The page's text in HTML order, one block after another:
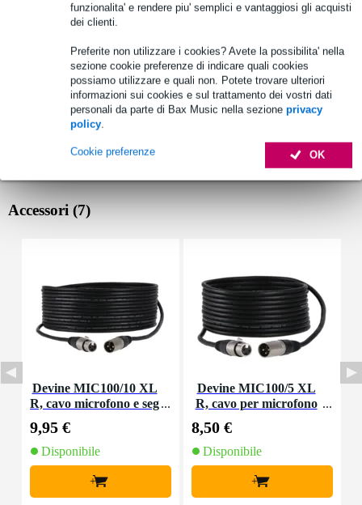
funzionalita' e rendere piu' semplici e vantaggiosi gli acquisti
dei clienti.
Preferite non utilizzare i cookies? Avete la possibilita' nella
sezione cookie preferenze di indicare quali cookies
possiamo utilizzare e quali non. Potete trovare ulteriori
informazioni sui cookies e sul trattamento dei vostri dati
personali da parte di Bax Music nella sezione privacy
policy.
OK
Cookie preferenze
Accessori (7)
Devine MIC100/10 XL
R, cavo microfono e seg
9,95 €
Disponibile
+
Devine MIC100/5 XL
R, cavo per microfono
8,50 €
Disponibile
+